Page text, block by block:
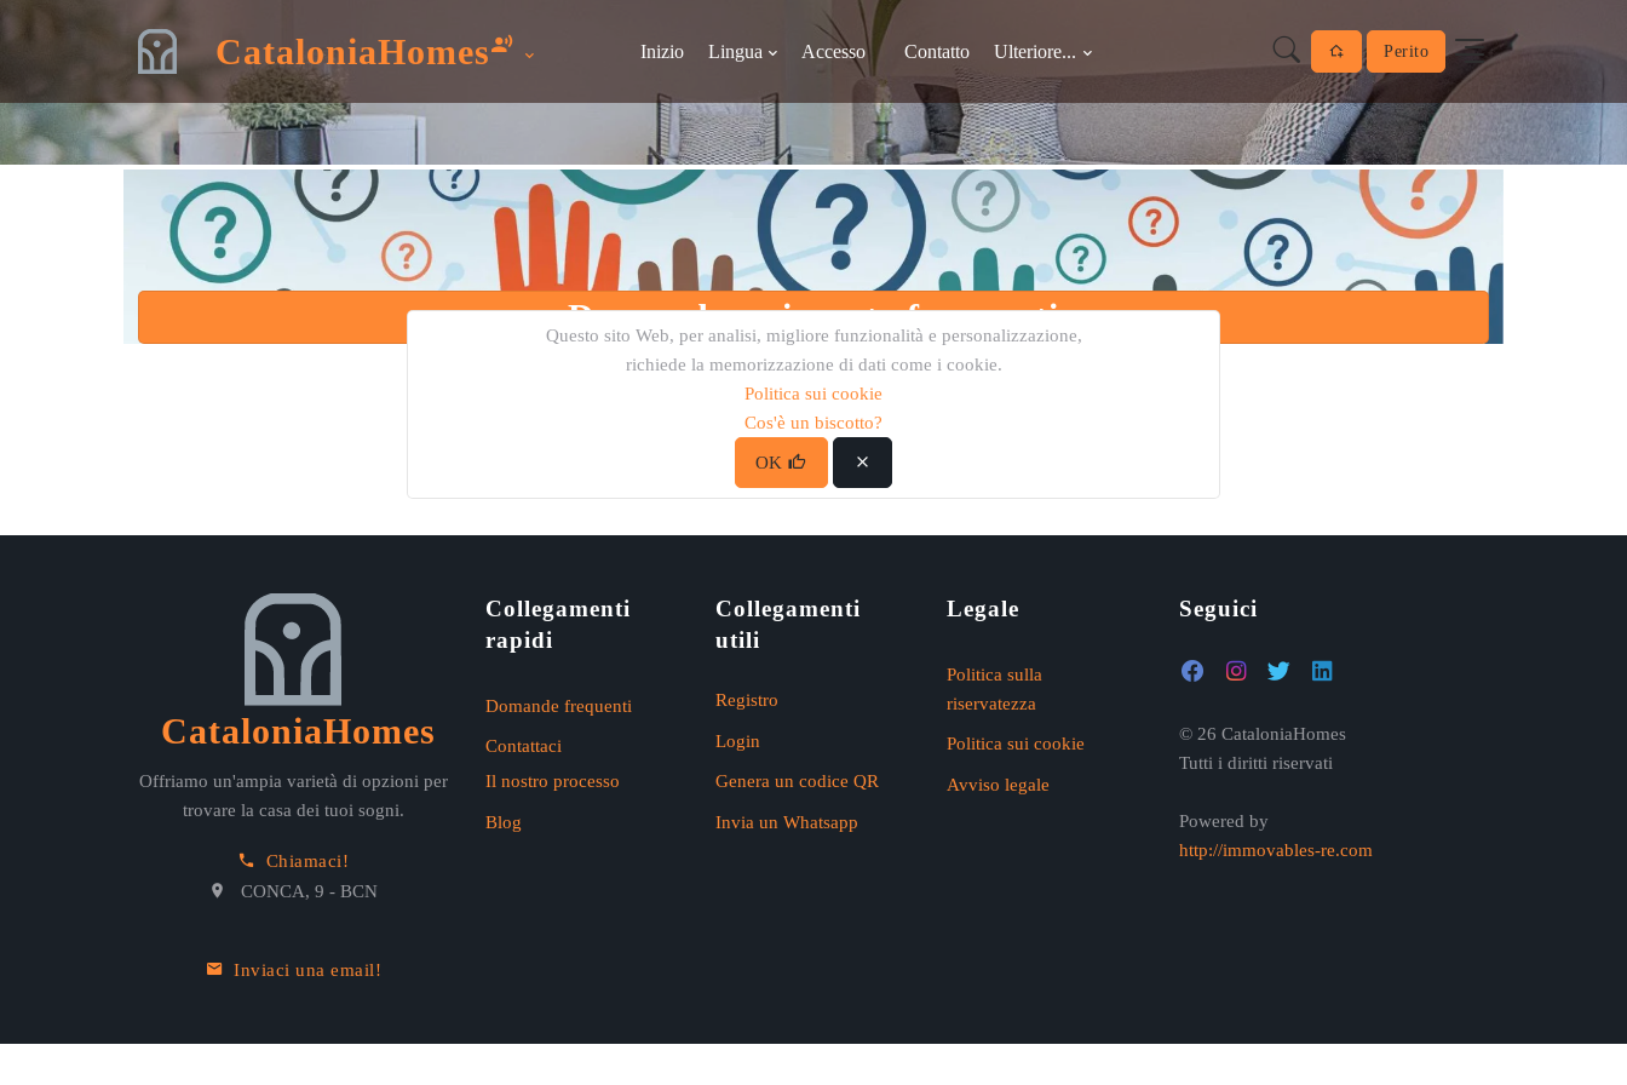
CataloniaHomes Inizio Lingua Accesso Contatto Ulteriore... Perito
Domande e risposte frequenti
Indietro Pagina iniziale
CataloniaHomes
Offriamo un'ampia varietà di opzioni per
trovare la casa dei tuoi sogni.
Chiamaci!
CONCA, 9 - BCN
Inviaci una email!
Collegamenti
rapidi
Domande frequenti
Contattaci
Il nostro processo
Blog
Collegamenti
utili
Registro
Login
Genera un codice QR
Invia un Whatsapp
Legale
Politica sulla
riservatezza
Politica sui cookie
Avviso legale
Seguici
© 26 CataloniaHomes
Tutti i diritti riservati
Powered by
http://immovables-re.com
Questo sito Web, per analisi, migliore funzionalità e personalizzazione,
richiede la memorizzazione di dati come i cookie.
Politica sui cookie
Cos'è un biscotto?
OK